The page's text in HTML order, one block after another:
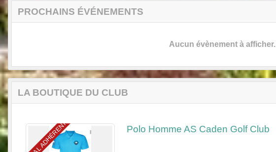
PROCHAINS ÉVÉNEMENTS
Aucun évènement à afficher.
LA BOUTIQUE DU CLUB
Polo Homme AS Caden Golf Club